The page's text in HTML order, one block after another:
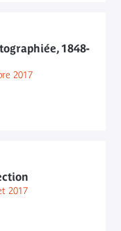
1848-
2017
2017